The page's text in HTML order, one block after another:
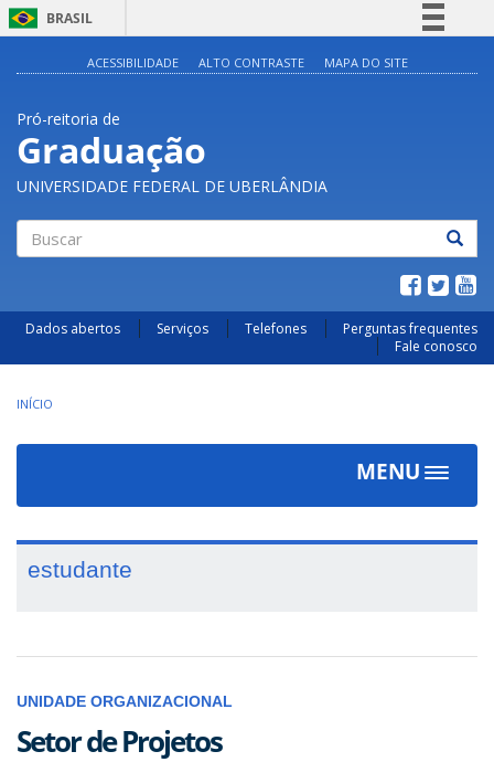
BRASIL
Legislação
Canais
ACESSIBILIDADE ALTO CONTRASTE MAPA DO SITE
Pró-reitoria de
Graduação
UNIVERSIDADE FEDERAL DE UBERLÂNDIA
Dados abertos Serviços Telefones
Perguntas frequentes
Fale conosco
INÍCIO
MENU
Toggle
estudante
UNIDADE ORGANIZACIONAL
Setor de Projetos